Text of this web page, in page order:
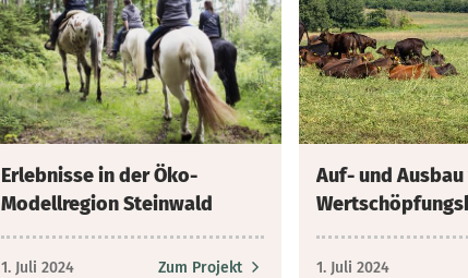
Erlebnisse in der Öko-
Modellregion Steinwald
1. Juli 2024 Zum Projekt
Auf- und
1. Juli 2024